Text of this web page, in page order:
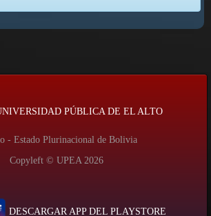
PÚBLICA DE EL ALTO
- Estado Plurinacional de Bolivia
Copyleft © UPEA 2026
DESCARGAR APP DEL PLAYSTORE